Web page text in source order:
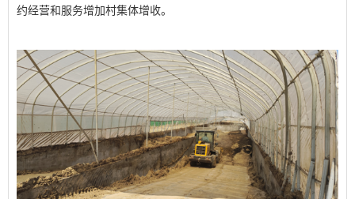
约经营和服务增加村集体增收。